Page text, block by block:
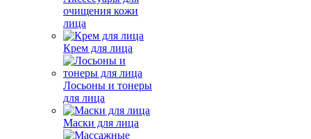
очищения кожи
лица
Крем для лица
Лосьоны и тонеры
для лица
Маски для лица